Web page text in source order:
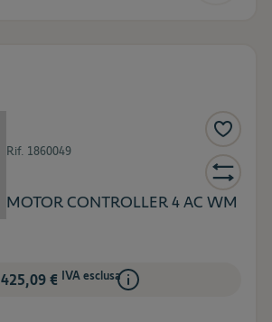
Rif. 1860049
MOTOR CONTROLLER 4 AC WM
425,09 € IVA esclusa